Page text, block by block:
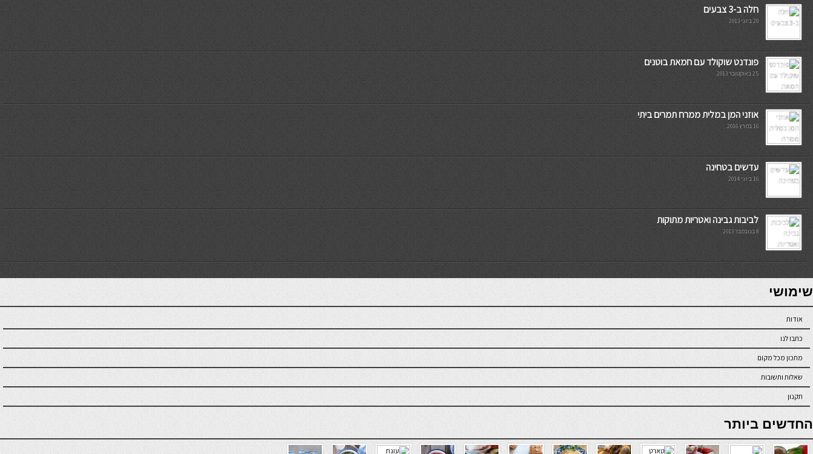
חלה ב-3 צבעים
20 ביוני 2013
פונדנט שוקולד עם חמאת בוטנים
25 באוקטובר 2013
אוזני המן במלית ממרח תמרים ביתי
16 במרץ 2016
עדשים בטחינה
16 ביוני 2014
לביבות גבינה ואטריות מתוקות
8 בנובמבר 2013
7slots
seriöse online casinos österreich
שימושי
אודות
כתבו לנו
מתכון מכל מקום
שאלות ותשובות
תקנון
online casino
החדשים ביותר